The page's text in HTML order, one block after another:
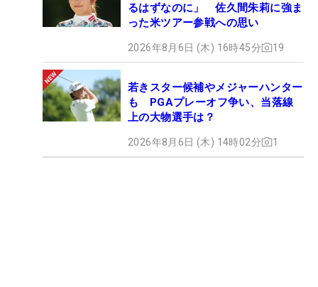
るはずなのに」 佐久間朱莉に強ま
った米ツアー参戦への思い
2026年8月6日 (木) 16時45分 19
若きスター候補やメジャーハンター
も PGAプレーオフ争い、当落線
上の大物選手は？
2026年8月6日 (木) 14時02分 1